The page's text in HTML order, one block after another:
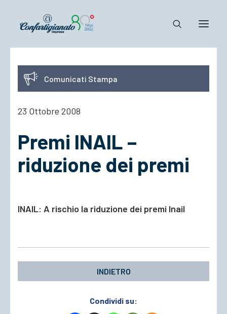
Notizie e Documenti
Confartigianato
Cosa Facciamo
Comunicati Stampa
23 Ottobre 2008
Premi INAIL –
riduzione dei premi
INAIL: A rischio la riduzione dei premi Inail
INDIETRO
Condividi su: